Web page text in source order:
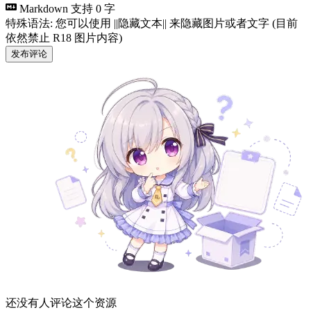
Markdown 支持 0 字
特殊语法: 您可以使用 ||隐藏文本|| 来隐藏图片或者文字 (目前
依然禁止 R18 图片内容)
发布评论
还没有人评论这个资源